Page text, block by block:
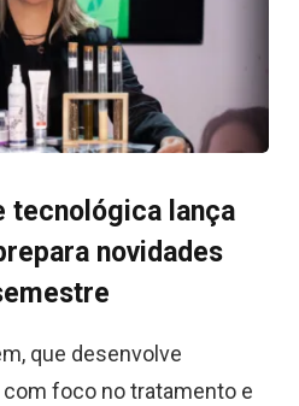
tecnológica lança
novidades
que desenvolve
foco no tratamento e